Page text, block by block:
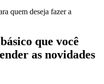
quem deseja fazer a
que você
as novidades